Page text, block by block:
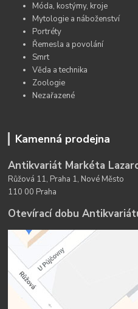
Móda, kostýmy, kroje
Mytologie a náboženství
Portréty
Řemesla a povolání
Smrt
Věda a technika
Zoologie
Nezařazené
Kamenná prodejna
Antikvariát Markéta
Růžová 11, Praha 1, Nové Město
110 00 Praha
Otevírací dobu